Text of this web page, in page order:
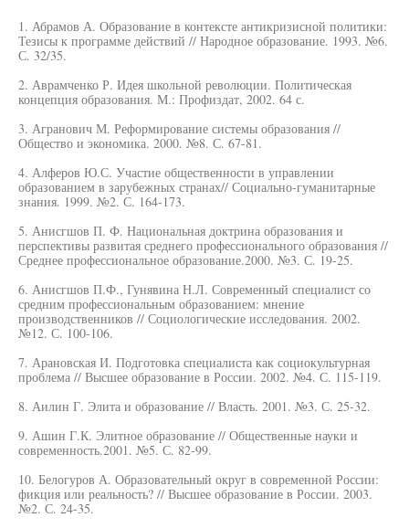
1. Абрамов А. Образование в контексте антикризисной политики:
Тезисы к программе действий // Народное образование. 1993. №6.
С. 32/35.
2. Аврамченко Р. Идея школьной революции. Политическая
концепция образования. М.: Профиздат, 2002. 64 с.
3. Агранович М. Реформирование системы образования //
Общество и экономика. 2000. №8. С. 67-81.
4. Алферов Ю.С. Участие общественности в управлении
образованием в зарубежных странах// Социально-гуманитарные
знания. 1999. №2. С. 164-173.
5. Анисгшов П. Ф. Национальная доктрина образования и
перспективы развитая среднего профессионального образования //
Среднее профессиональное образование.2000. №3. С. 19-25.
6. Анисгшов П.Ф., Гунявина Н.Л. Современный специалист со
средним профессиональным образованием: мнение
производственников // Социологические исследования. 2002.
№12. С. 100-106.
7. Арановская И. Подготовка специалиста как социокультурная
проблема // Высшее образование в России. 2002. №4. С. 115-119.
8. Аилин Г. Элита и образование // Власть. 2001. №3. С. 25-32.
9. Ашин Г.К. Элитное образование // Общественные науки и
современность.2001. №5. С. 82-99.
10. Белогуров А. Образовательный округ в современной России:
фикция или реальность? // Высшее образование в России. 2003.
№2. С. 24-35.